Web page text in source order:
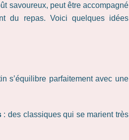
savoureux, peut être accompagné
du repas. Voici quelques idées
s’équilibre parfaitement avec une
: des classiques qui se marient très